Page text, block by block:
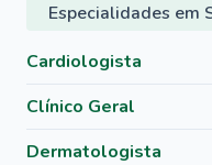
Especialidades em
Cardiologista
Clínico Geral
Dermatologista